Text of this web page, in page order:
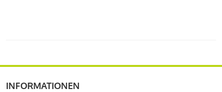
INFORMATIONEN